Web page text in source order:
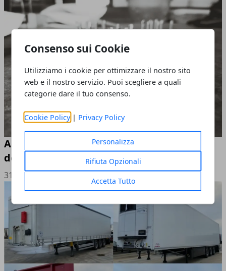
Consenso sui Cookie
Utilizziamo i cookie per ottimizzare il nostro sito
web e il nostro servizio. Puoi scegliere a quali
categorie dare il tuo consenso.
Cookie Policy | Privacy Policy
Personalizza
Rifiuta Opzionali
Accetta Tutto
Acciaio inox A4: caratteristiche e vantaggi
della classe di resistenza
31/03/2026